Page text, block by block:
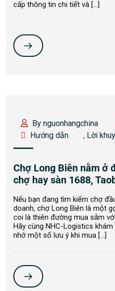
cấp thông tin chi tiết và […]
By nguonhangchina
Hướng dẫn
, Lời
Chợ Long Biên nằm ở
chợ hay sàn 1688,
Nếu bạn đang tìm kiếm chợ
doanh, chợ Long Biên là một
coi là thiên đường mua sắm
Hãy cùng NHC-Logistics
nhớ một số lưu ý khi mua […]